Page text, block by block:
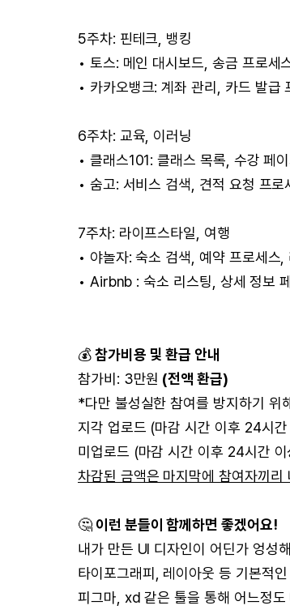
5주차: 핀테크, 뱅킹
• 토스: 메인 대시보드, 송금 프로세
• 카카오뱅크: 계좌 관리, 카드 발급
6주차: 교육, 이러닝
• 클래스101: 클래스 목록, 수강 페
• 숨고: 서비스 검색, 견적 요청 프로
7주차: 라이프스타일, 여행
• 야놀자: 숙소 검색, 예약 프로세스,
• Airbnb : 숙소 리스팅, 상세 정보
💰참가비용 및 환급 안내
참가비: 3만원 (전액 환급)
*다만 불성실한 참여를 방지하기 위
지각 업로드 (마감 시간 이후 24시
미업로드 (마감 시간 이후 24시간
차감된 금액은 마지막에 참여자끼리
🤔이런 분들이 함께하면 좋겠어요!
내가 만든 UI 디자인이 어딘가 엉성
타이포그래피, 레이아웃 등 기본적
피그마, xd 같은 툴을 통해 어느정